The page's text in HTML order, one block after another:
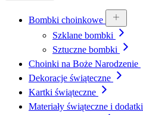
Bombki choinkowe
Szklane bombki
Sztuczne bombki
Choinki na Boże Narodzenie
Dekoracje świąteczne
Kartki świąteczne
Materiały świąteczne i dodatki